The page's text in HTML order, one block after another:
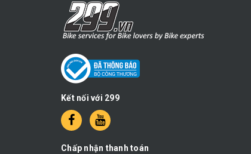
Kết nối với 299
Chấp nhận thanh toán